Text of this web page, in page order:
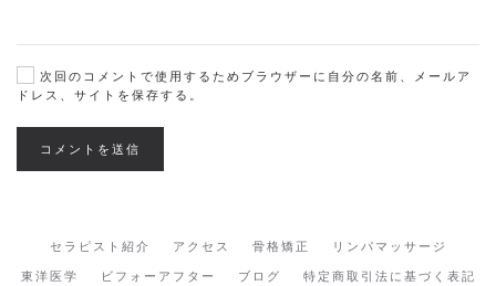
次回のコメントで使用するためブラウザーに自分の名前、メールア
ドレス、サイトを保存する。
コメントを送信
セラピスト紹介 アクセス 骨格矯正
リンパマッサージ
東洋医学
ビフォーアフター ブログ
特定商取引法に基づく表記